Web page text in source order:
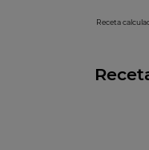
Receta